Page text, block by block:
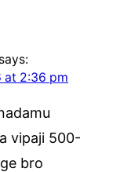
says:
at 2:36 pm
vipaji 500-
bro